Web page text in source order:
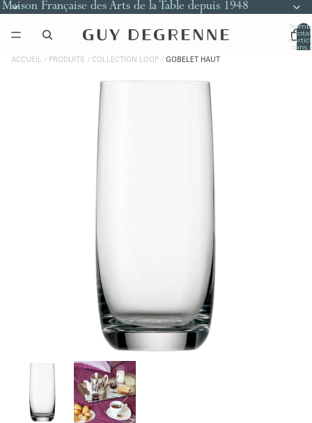
Maison Française des Arts de la Table depuis 1948
total
dans
ACCUEIL PRODUITS COLLECTION LOOP GOBELET HAUT